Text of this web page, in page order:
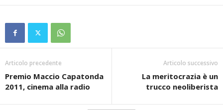
Articolo precedente
Premio Maccio Capatonda
2011, cinema alla radio
Articolo successivo
La meritocrazia è un
trucco neoliberista